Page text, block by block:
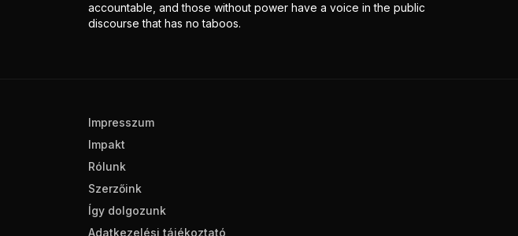
accountable, and those without power have a voice in the public
discourse that has no taboos.
Impresszum
Impakt
Rólunk
Szerzőink
Így dolgozunk
Adatkezelési tájékoztató